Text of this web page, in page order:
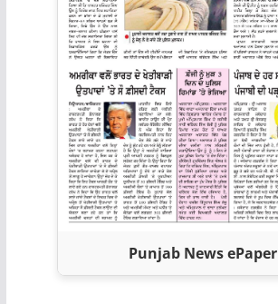
Punjab News ePaper